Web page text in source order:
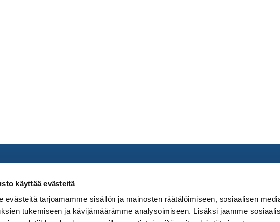
käyttää evästeitä
evästeitä tarjoamamme sisällön ja mainosten räätälöimiseen, sosiaalisen
tukemiseen ja kävijämäärämme analysoimiseen. Lisäksi jaamme
Footer
Kaarina-tieto Talous ja hankinnat